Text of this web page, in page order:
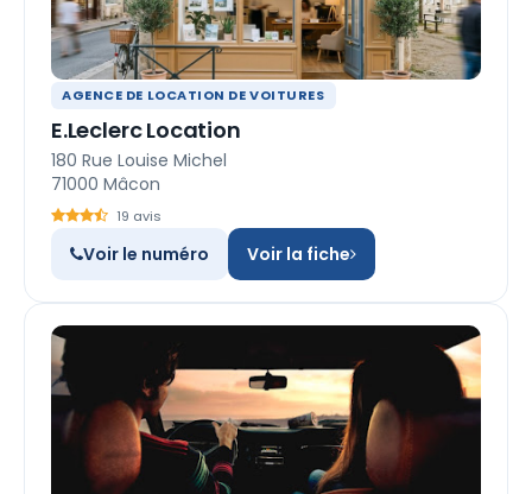
AGENCE DE LOCATION DE VOITURES
E.Leclerc Location
180 Rue Louise Michel
71000 Mâcon
19 avis
Voir le numéro Voir la fiche